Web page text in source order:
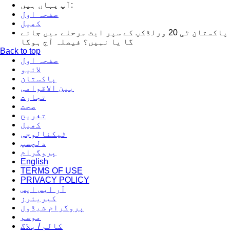
آپ یہاں ہیں:
صفحہ اول
کھیل
پاکستان ٹی 20 ورلڈکپ کے سپر ایٹ مرحلے میں جائے
گا یا نہیں؟ فیصلہ آج ہوگا
Back to top
صفحہ اول
لائیو
پاکستان
بین الاقوامی
تجارت
صحت
تفریح
کھیل
ٹیکنالوجی
دلچسپ
پروگرام
English
TERMS OF USE
PRIVACY POLICY
آر ایس ایس
کیریئرز
پروگرام شیڈول
موسم
کالم / بلاگ